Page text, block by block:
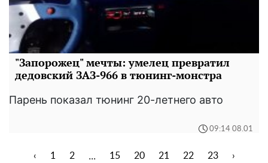
"Запорожец" мечты: умелец превратил
дедовский ЗАЗ-966 в тюнинг-монстра
Парень показал тюнинг 20-летнего авто
09:14 08.01
‹ 1 2 ... 15 20 21 22 23 ›